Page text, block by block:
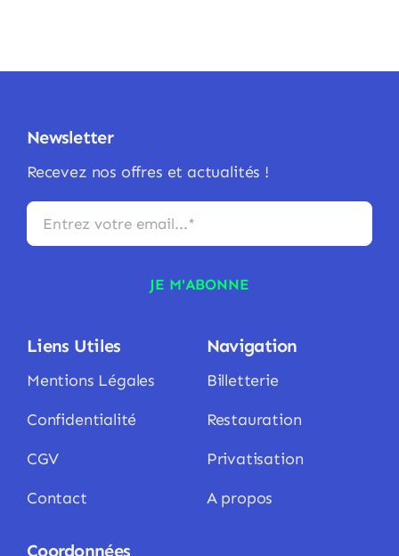
Newsletter
Recevez nos offres et actualités !
JE M'ABONNE
Liens Utiles
Mentions Légales
Confidentialité
CGV
Contact
Navigation
Billetterie
Restauration
Privatisation
A propos
Coordonnées